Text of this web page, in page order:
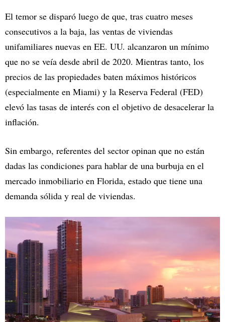
El temor se disparó luego de que, tras cuatro meses
consecutivos a la baja, las ventas de viviendas
unifamiliares nuevas en EE. UU. alcanzaron un mínimo
que no se veía desde abril de 2020. Mientras tanto, los
precios de las propiedades baten máximos históricos
(especialmente en Miami) y la Reserva Federal (FED)
elevó las tasas de interés con el objetivo de desacelerar la
inflación.
Sin embargo, referentes del sector opinan que no están
dadas las condiciones para hablar de una burbuja en el
mercado inmobiliario en Florida, estado que tiene una
demanda sólida y real de viviendas.